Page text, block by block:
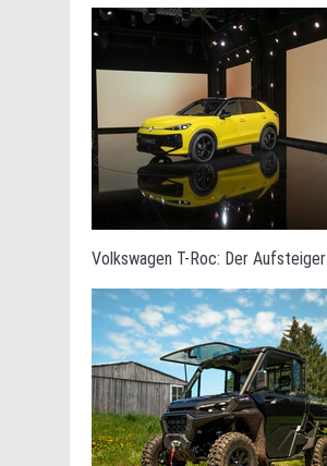
Volkswagen T-Roc: Der Aufsteiger